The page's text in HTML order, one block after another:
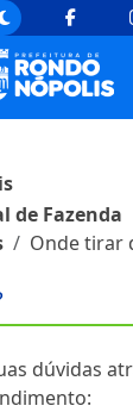
[2]
de Fazenda
Onde tirar
dúvidas